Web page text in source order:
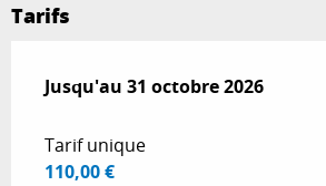
Tarifs
Du1 mai 2026au31 octobre 2026
Jusqu'au 31 octobre 2026
Tarif unique
110,00 €